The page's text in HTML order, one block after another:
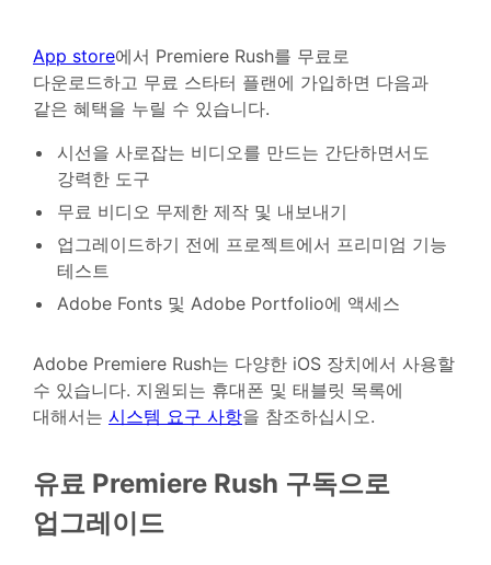
App store에서 Premiere Rush를 무료로
다운로드하고 무료 스타터 플랜에 가입하면 다음과
같은 혜택을 누릴 수 있습니다.
시선을 사로잡는 비디오를 만드는 간단하면서도
강력한 도구
무료 비디오 무제한 제작 및 내보내기
업그레이드하기 전에 프로젝트에서 프리미엄 기능
테스트
Adobe Fonts 및 Adobe Portfolio에 액세스
Adobe Premiere Rush는 다양한 iOS 장치에서 사용할
수 있습니다. 지원되는 휴대폰 및 태블릿 목록에
대해서는 시스템 요구 사항을 참조하십시오.
유료 Premiere Rush 구독으로
업그레이드